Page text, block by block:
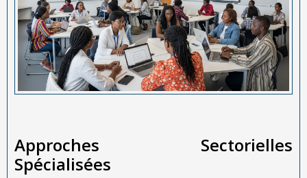
Approches Sectorielles
Spécialisées